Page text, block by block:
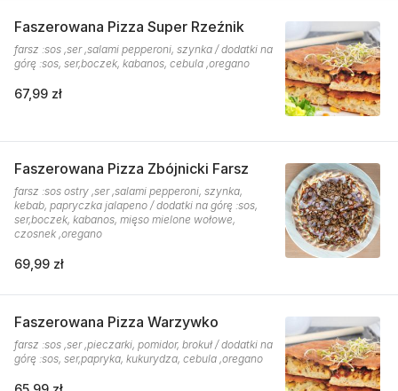
Faszerowana Pizza Super Rzeźnik
farsz :sos ,ser ,salami pepperoni, szynka / dodatki na
górę :sos, ser,boczek, kabanos, cebula ,oregano
67,99 zł
Faszerowana Pizza Zbójnicki Farsz
farsz :sos ostry ,ser ,salami pepperoni, szynka,
kebab, papryczka jalapeno / dodatki na górę :sos,
ser,boczek, kabanos, mięso mielone wołowe,
czosnek ,oregano
69,99 zł
Faszerowana Pizza Warzywko
farsz :sos ,ser ,pieczarki, pomidor, brokuł / dodatki na
górę :sos, ser,papryka, kukurydza, cebula ,oregano